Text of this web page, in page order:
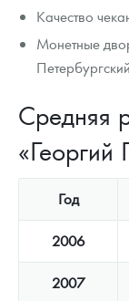
Качество
Монетные
Средняя
Год
2006
2007